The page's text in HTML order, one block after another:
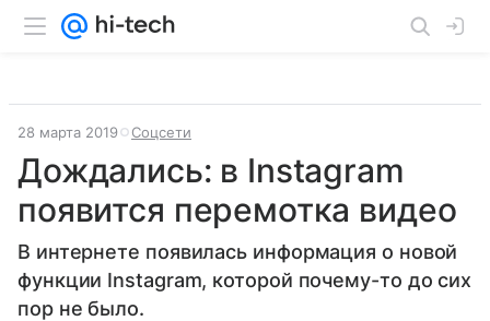
28 марта 2019 Соцсети
Дождались: в Instagram
появится перемотка видео
В интернете появилась информация о новой
функции Instagram, которой почему-то до сих
пор не было.